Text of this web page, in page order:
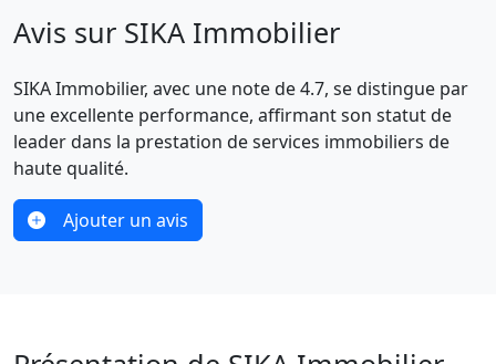
Avis sur SIKA Immobilier
SIKA Immobilier, avec une note de 4.7, se distingue par
une excellente performance, affirmant son statut de
leader dans la prestation de services immobiliers de
haute qualité.
Ajouter un avis